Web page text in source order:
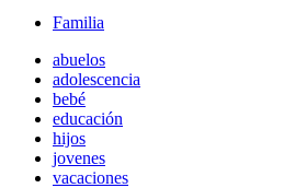
Familia
abuelos
adolescencia
bebé
educación
hijos
jovenes
vacaciones